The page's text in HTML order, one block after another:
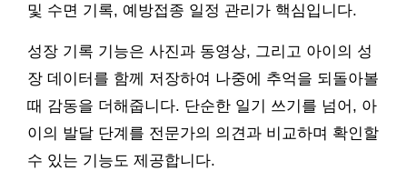
및 수면 기록, 예방접종 일정 관리가 핵심입니다.
성장 기록 기능은 사진과 동영상, 그리고 아이의 성
장 데이터를 함께 저장하여 나중에 추억을 되돌아볼
때 감동을 더해줍니다. 단순한 일기 쓰기를 넘어, 아
이의 발달 단계를 전문가의 의견과 비교하며 확인할
수 있는 기능도 제공합니다.